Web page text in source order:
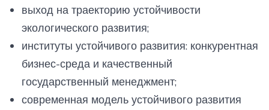
выход на траекторию устойчивости
экологического развития;
институты устойчивого развития: конкурентная
бизнес-среда и качественный
государственный менеджмент;
современная модель устойчивого развития